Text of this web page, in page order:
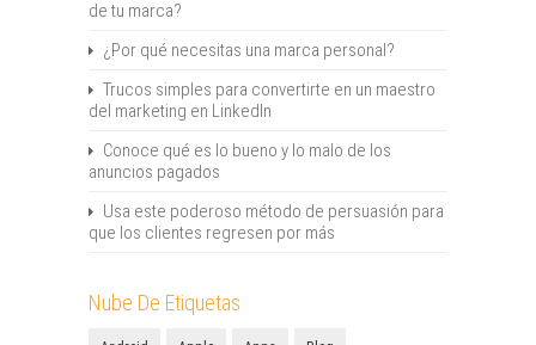
de tu marca?
¿Por qué necesitas una marca personal?
Trucos simples para convertirte en un maestro
del marketing en LinkedIn
Conoce qué es lo bueno y lo malo de los
anuncios pagados
Usa este poderoso método de persuasión para
que los clientes regresen por más
Nube De Etiquetas